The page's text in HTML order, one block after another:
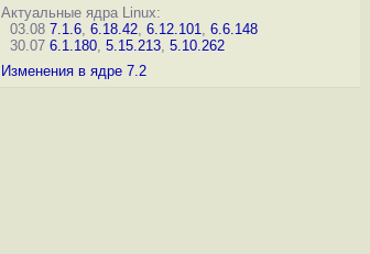
Актуальные ядра Linux:
03.08 7.1.6, 6.18.42, 6.12.101, 6.6.148
30.07 6.1.180, 5.15.213, 5.10.262
Изменения в ядре 7.2